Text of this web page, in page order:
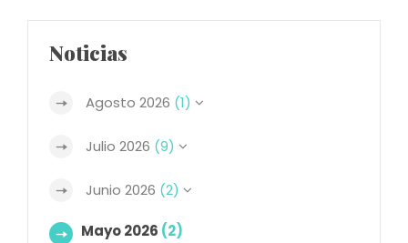
Noticias
Agosto 2026 (1)
Julio 2026 (9)
Junio 2026 (2)
Mayo 2026 (2)